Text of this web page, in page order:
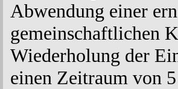
Abwendung einer
gemeinschaftlichen
Wiederholung der
einen Zeitraum von